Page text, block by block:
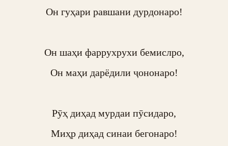
Он гуҳари равшани дурдонаро!
Он шаҳи фаррухрухи бемислро,
Он маҳи дарёдили ҷононаро!
Рӯҳ диҳад мурдаи пӯсидаро,
Миҳр диҳад синаи бегонаро!